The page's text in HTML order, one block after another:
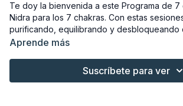
Te doy la bienvenida a este Programa de 7
Nidra para los 7 chakras. Con estas
purificando, equilibrando y desbloqueando
cada uno de los chakras.
Hoy es el día 7 y vamos a trabajar el
Sahasrara, también conocido como chakra
Aprende más
Suscríbete para ver